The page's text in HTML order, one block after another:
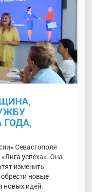
ГОДА,
Севастополя
успеха». Она
изменить
новые
новых идей.